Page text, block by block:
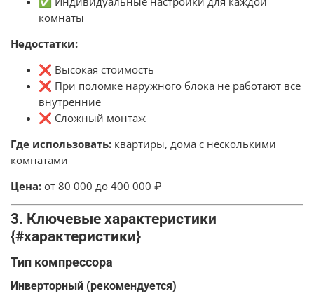
комнаты
Недостатки:
❌ Высокая стоимость
❌ При поломке наружного блока не работают все
внутренние
❌ Сложный монтаж
Где использовать: квартиры, дома с несколькими
комнатами
Цена:от 80 000 до 400 000 ₽
3. Ключевые характеристики
{#характеристики}
Тип компрессора
Инверторный (рекомендуется)